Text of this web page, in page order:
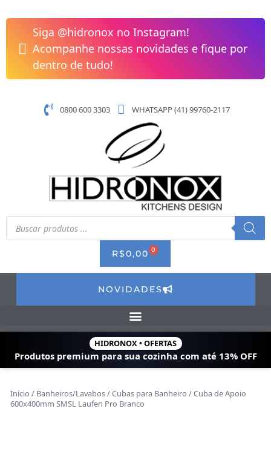
para
conteúdo
Siga @hidronox no Instagram!
Acompanhe nossas novidades e fique por
dentro de tudo!
0800 600 3303 WHATSAPP (41) 99760-2117
Pesquisar
produtos
R$0,00 0 CART
NOVIDADES
HIDRONOX • OFERTAS
Produtos premium para sua cozinha com até 13% OFF
Início / Banheiros/Lavabos/Cubas para Banheiro / Cuba de Apoio
600x400mm SMSL Laufen Pro Branco